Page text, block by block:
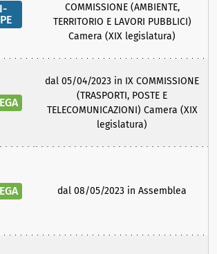
COMMISSIONE (AMBIENTE,
TERRITORIO E LAVORI PUBBLICI)
Camera (XIX legislatura)
dal 05/04/2023 in IX COMMISSIONE
(TRASPORTI, POSTE E
TELECOMUNICAZIONI) Camera (XIX
legislatura)
dal 08/05/2023 in Assemblea